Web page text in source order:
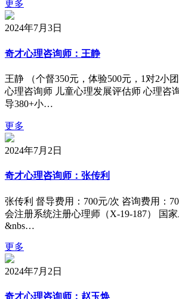
更多
2024年7月3日
奇才心理咨询师：王静
王静 （个督350元，体验500元，1对2小
心理咨询师 儿童心理发展评估师 心理咨
导380+小…
更多
2024年7月2日
奇才心理咨询师：张传利
张传利 督导费用：700元/次 咨询费用：
会注册系统注册心理师（X-19-187） 国
&nbs…
更多
2024年7月2日
奇才心理咨询师：赵玉焕